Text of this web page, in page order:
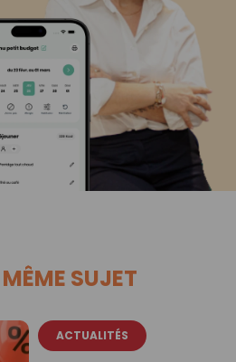
MÊME SUJET
ACTUALITÉS